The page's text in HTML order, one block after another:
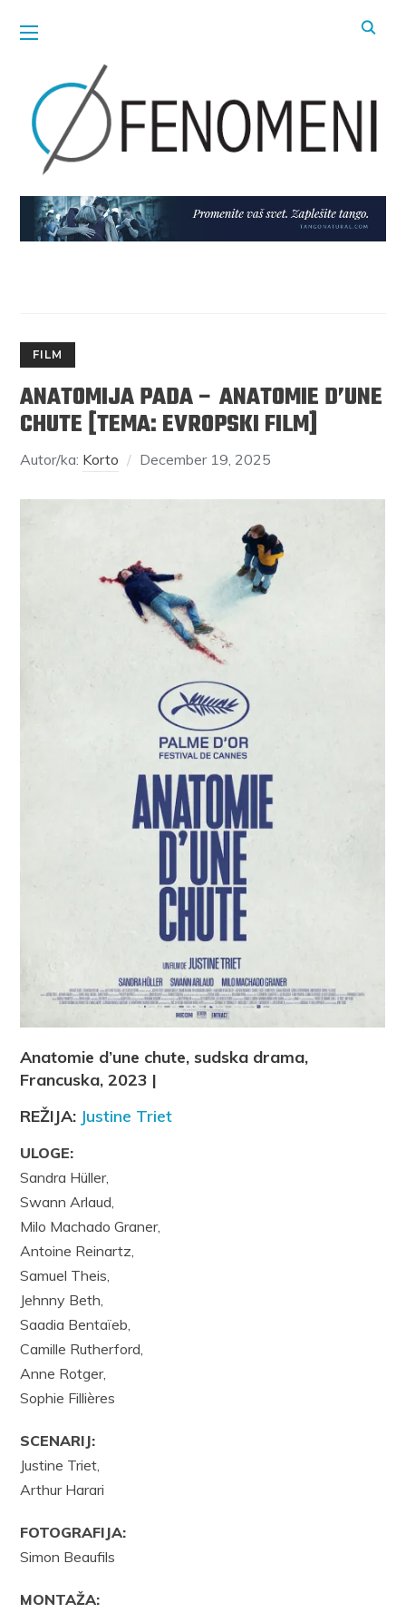
FILM
ANATOMIJA PADA – ANATOMIE D’UNE
CHUTE [TEMA: EVROPSKI FILM]
Autor/ka: Korto December 19, 2025
Anatomie d’une chute, sudska drama,
Francuska, 2023 |
REŽIJA: Justine Triet
ULOGE:
Sandra Hüller,
Swann Arlaud,
Milo Machado Graner,
Antoine Reinartz,
Samuel Theis,
Jehnny Beth,
Saadia Bentaïeb,
Camille Rutherford,
Anne Rotger,
Sophie Fillières
SCENARIJ:
Justine Triet,
Arthur Harari
FOTOGRAFIJA:
Simon Beaufils
MONTAŽA: